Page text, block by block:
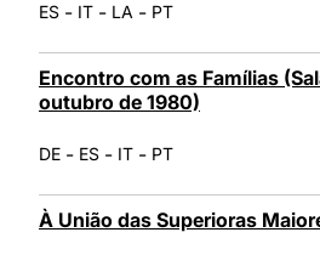
ES - IT - LA - PT
Encontro com as Famílias
outubro de 1980)
DE - ES - IT - PT
À União das Superioras